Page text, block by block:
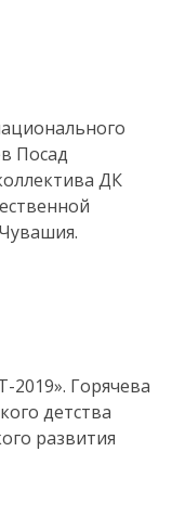
Посад
ДК
Горячева
детства
развития